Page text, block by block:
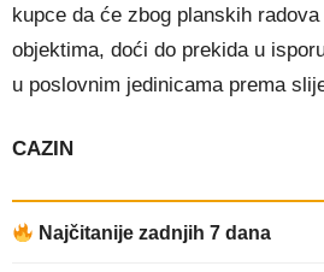
kupce da će zbog planskih
objektima, doći do prekida u
u poslovnim jedinicama prema
CAZIN
Najčitanije zadnjih 7 dana